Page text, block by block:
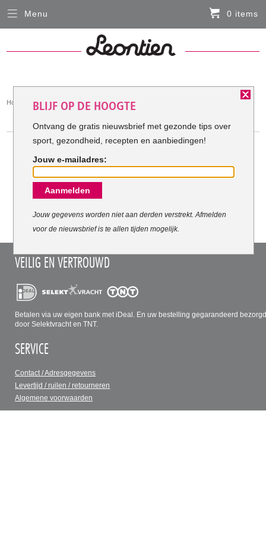
You
Home Hardloopkleding
HARDLOOPKLEDING
Meest verkochte Hardloopkleding:
Menu 0 items
VEILIG EN VERTROUWD
Betalen via uw eigen bank met iDeal. En uw bestelling gegarandeerd
door Selektvracht en TNT.
SERVICE
Contact / Adresgegevens
Levertijd / ruilen / retourneren
Algemene voorwaarden
Sluiten
FIETSKLEDING
SERVICE
Inloggen
Contact- en adresgegevens
Levertijd, retourneren, ruilen
BLIJF OP DE HOOGTE
Ontvang de gratis nieuwsbrief met gezonde tips over
sport, gezondheid, recepten en aanbiedingen!
Jouw e-mailadres:
Aanmelden
Jouw gegevens worden niet aan derden verstrekt. Afmelden
voor de nieuwsbrief is te allen tijden mogelijk.